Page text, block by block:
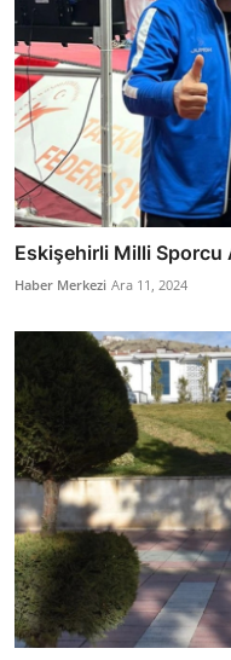
Eskişehirli Milli Sporcu
Haber Merkezi Ara 11, 2024